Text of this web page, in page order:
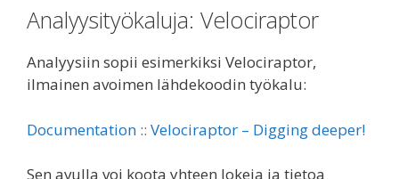
Analyysityökaluja: Velociraptor
Analyysiin sopii esimerkiksi Velociraptor,
ilmainen avoimen lähdekoodin työkalu:
Documentation :: Velociraptor – Digging deeper!
Sen avulla voi koota yhteen lokeja ja tietoa